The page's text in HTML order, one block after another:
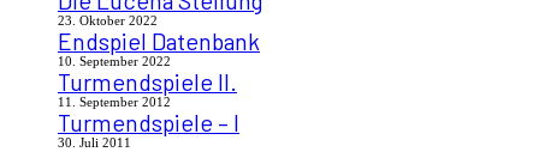
23. Oktober 2022
Endspiel Datenbank
10. September 2022
Turmendspiele II.
11. September 2012
Turmendspiele – I
30. Juli 2011